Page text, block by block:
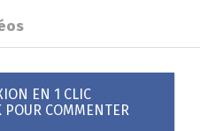
EN 1 CLIC
POUR COMMENTER